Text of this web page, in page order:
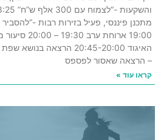
19:00 ארוחת
האיגוד 20:45-20:00
– הרצאה שאסור לפספס
קראו עוד »